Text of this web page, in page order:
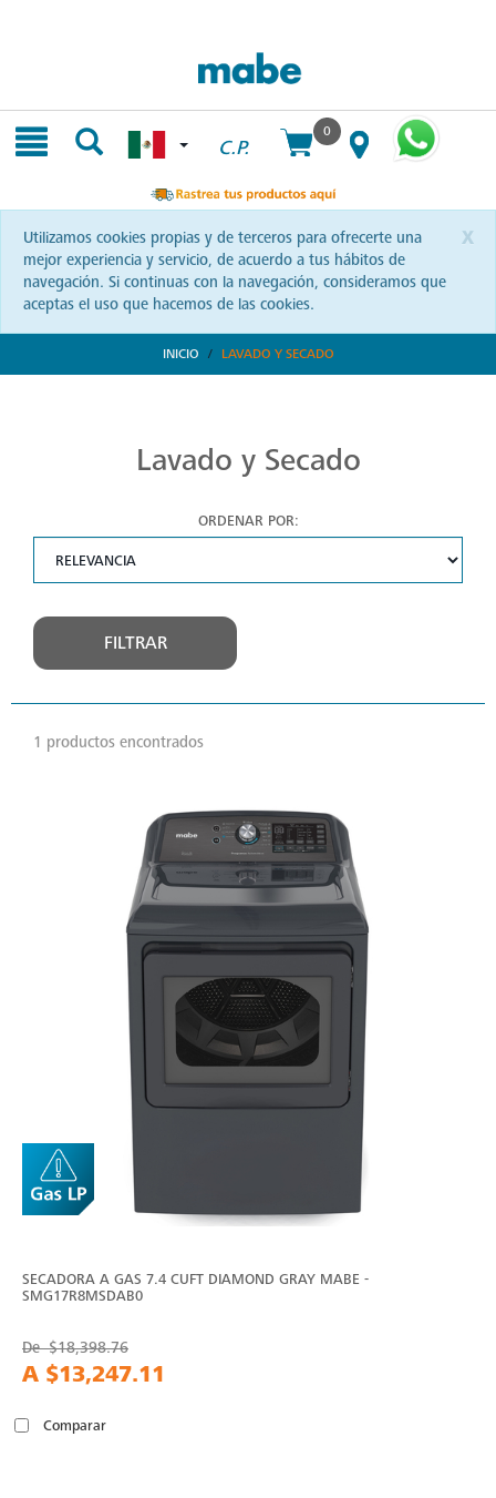
C.P.
0
x
Utilizamos cookies propias y de terceros para ofrecerte una
mejor experiencia y servicio, de acuerdo a tus hábitos de
navegación. Si continuas con la navegación, consideramos que
aceptas el uso que hacemos de las cookies.
INICIO LAVADO Y SECADO
Lavado y Secado
ORDENAR POR:
FILTRAR
1 productos encontrados
SECADORA A GAS 7.4 CUFT DIAMOND GRAY MABE -
SMG17R8MSDAB0
De$18,398.76
A $13,247.11
Comparar